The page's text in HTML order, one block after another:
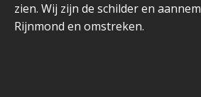
zien. Wij zijn de schilder en
Rijnmond en omstreken.